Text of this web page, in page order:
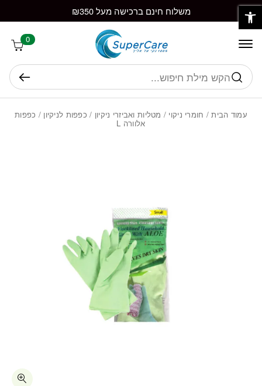
Skip to Content משלוח חינם ברכישה מעל ₪350
0
חיפוש
עמוד הבית/ חומרי ניקוי / מטליות ואביזרי ניקיון / כפפות לניקיון / כפפות
אלוורה L
בחזרה למעלה
פתח סרגל נגישות